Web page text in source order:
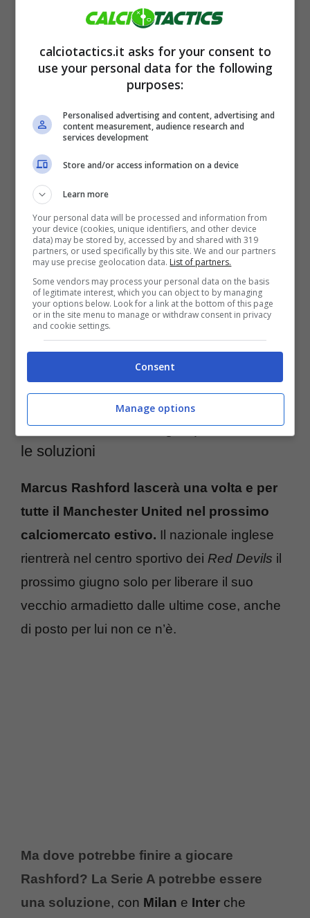
Riporta il The Times che fra questi
in questa seconda parte di stagione con la
inglese che addiritturaRuben Amorim non
vorrebbe più vedere neanche al centro
d’allenamento l’ex numero 10 del
Manchester United, a conferma di questo
feeling mai sbocciato tra i due che hai poi
portato all’addio dell’attaccante a gennaio.
maglia VillansRashford sta però
dimostrando di averne ancora di colpi in
Red Devils
che potrebbero non
trovare troppa difficoltà nel piazzarlo altrove.
Via dalla Premier League per la Serie A:
le soluzioni
Marcus Rashford lascerà una volta e per
tutte il Manchester United nel prossimo
calciomercato estivo. Il nazionale inglese
rientrerà nel centro sportivo dei Red Devils il
prossimo giugno solo per liberare il suo
vecchio armadietto dalle ultime cose, anche
di posto per lui non ce n’è.
Ma dove potrebbe finire a giocare
Rashford? La Serie A potrebbe essere
una soluzione, con Milan e Inter che
calciotactics.it asks for your consent to
use your personal data for the following
purposes:
Personalised advertising and content, advertising and
content measurement, audience research and
services development
Store and/or access information on a device
Learn more
Your personal data will be processed and information from
your device (cookies, unique identifiers, and other device
data) may be stored by, accessed by and shared with 319
partners, or used specifically by this site. We and our partners
may use precise geolocation data. List of partners.
Some vendors may process your personal data on the basis
of legitimate interest, which you can object to by managing
your options below. Look for a link at the bottom of this page
or in the site menu to manage or withdraw consent in privacy
and cookie settings.
Consent
Manage options